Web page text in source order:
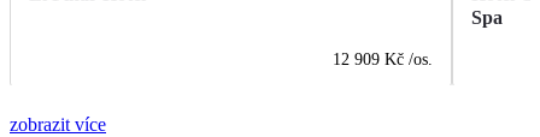
12 909 Kč /os.
Spa
zobrazit více